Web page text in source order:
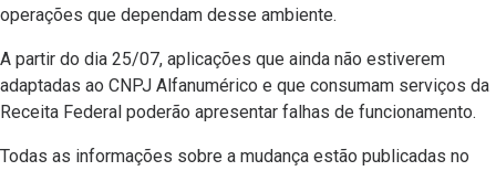
operações que dependam desse ambiente.
A partir do dia 25/07, aplicações que ainda não estiverem
adaptadas ao CNPJ Alfanumérico e que consumam serviços da
Receita Federal poderão apresentar falhas de funcionamento.
Todas as informações sobre a mudança estão publicadas no